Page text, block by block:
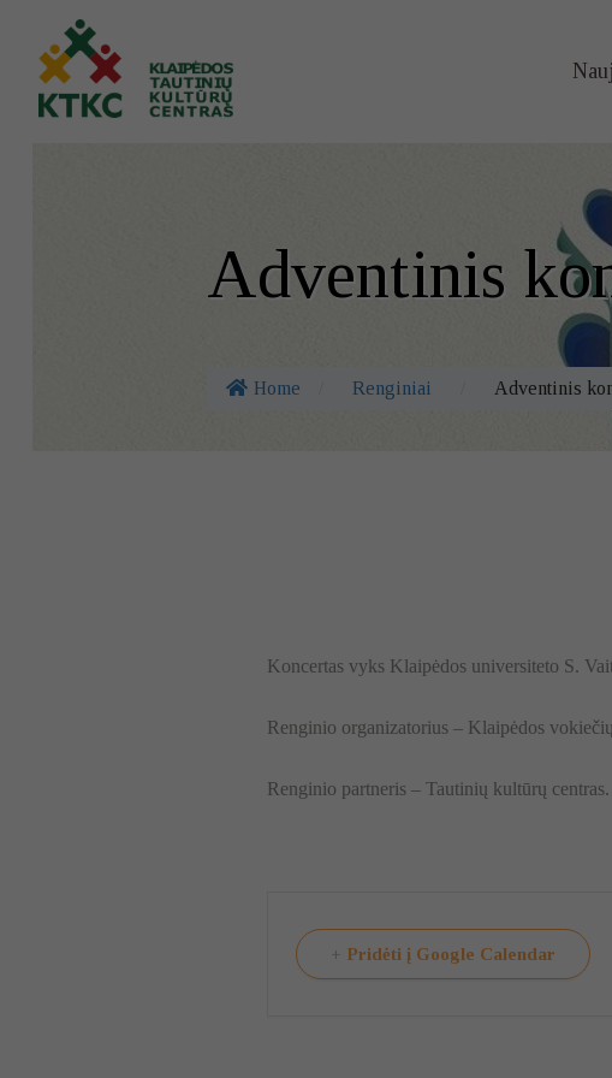
Adventinis
Home Renginiai Adventinis
Koncertas vyks Klaipėdos universiteto S.
Renginio organizatorius – Klaipėdos
Renginio partneris – Tautinių kultūrų centras.
+ Pridėti į Google Calendar